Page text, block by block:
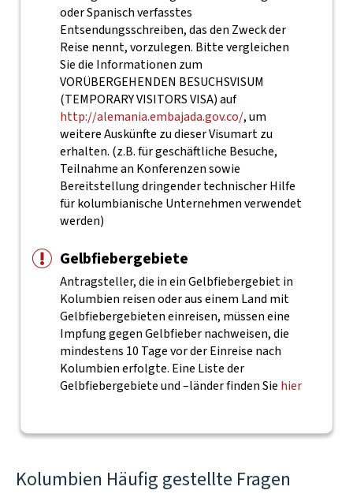
oder Spanisch verfasstes
Entsendungsschreiben, das den Zweck der
Reise nennt, vorzulegen. Bitte vergleichen
Sie die Informationen zum
VORÜBERGEHENDEN BESUCHSVISUM
(TEMPORARY VISITORS VISA) auf
http://alemania.embajada.gov.co/, um
weitere Auskünfte zu dieser Visumart zu
erhalten. (z.B. für geschäftliche Besuche,
Teilnahme an Konferenzen sowie
Bereitstellung dringender technischer Hilfe
für kolumbianische Unternehmen verwendet
werden)
Gelbfiebergebiete
Antragsteller, die in ein Gelbfiebergebiet in
Kolumbien reisen oder aus einem Land mit
Gelbfiebergebieten einreisen, müssen eine
Impfung gegen Gelbfieber nachweisen, die
mindestens 10 Tage vor der Einreise nach
Kolumbien erfolgte. Eine Liste der
Gelbfiebergebiete und –länder finden Sie hier
Kolumbien Häufig gestellte Fragen